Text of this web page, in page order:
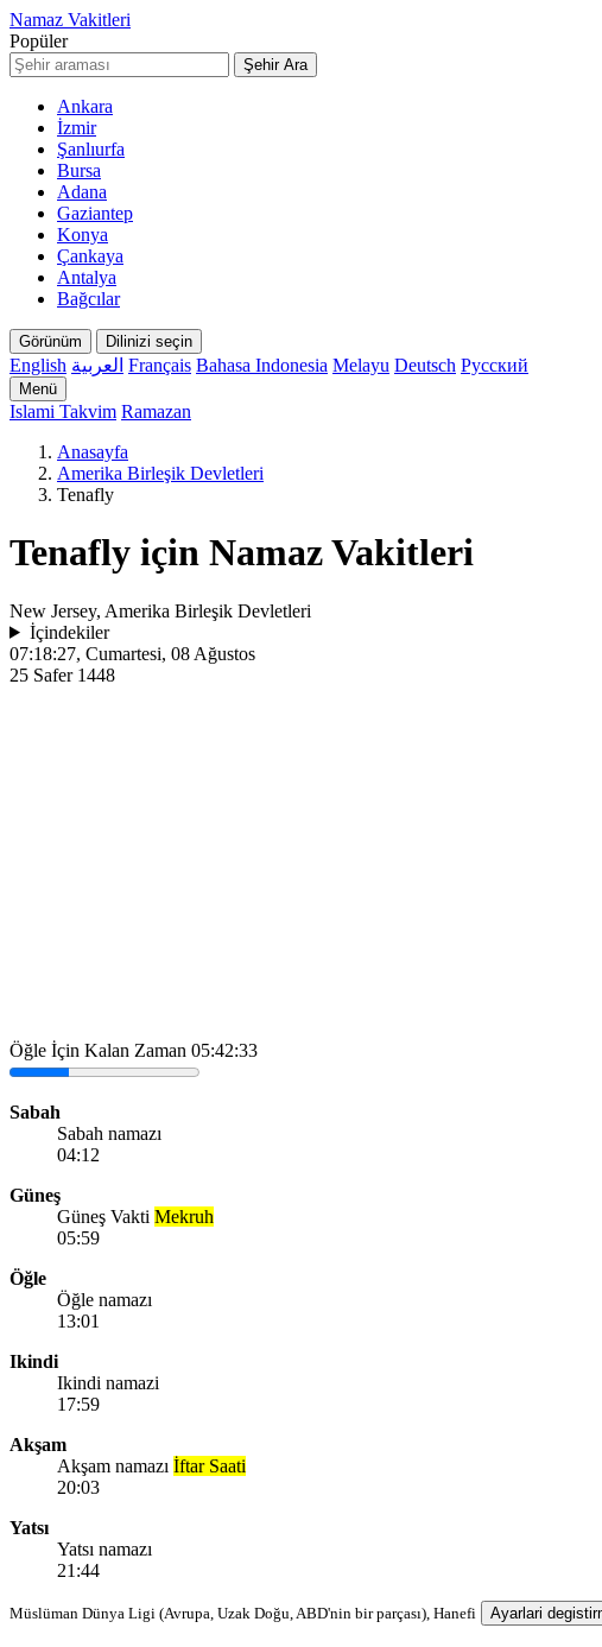
Namaz Vakitleri
Popüler
Şehir Ara
Ankara
İzmir
Şanlıurfa
Bursa
Adana
Gaziantep
Konya
Çankaya
Antalya
Bağcılar
Görünüm Dilinizi seçin
English العربية Français Bahasa Indonesia Melayu Deutsch Русский
Menü
Islami Takvim Ramazan
Anasayfa
Amerika Birleşik Devletleri
Tenafly
Tenafly için Namaz Vakitleri
New Jersey, Amerika Birleşik Devletleri
İçindekiler
07:18:27, Cumartesi, 08 Ağustos
25 Safer 1448
Öğle İçin Kalan Zaman 05:42:33
Sabah
Sabah namazı
04:12
Güneş
Güneş Vakti Mekruh
05:59
Öğle
Öğle namazı
13:01
Ikindi
Ikindi namazi
17:59
Akşam
Akşam namazı İftar Saati
20:03
Yatsı
Yatsı namazı
21:44
Müslüman Dünya Ligi (Avrupa, Uzak Doğu, ABD'nin bir parçası), Hanefi Ayarlari